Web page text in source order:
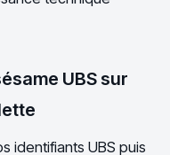
UBS sur
identifiants UBS puis